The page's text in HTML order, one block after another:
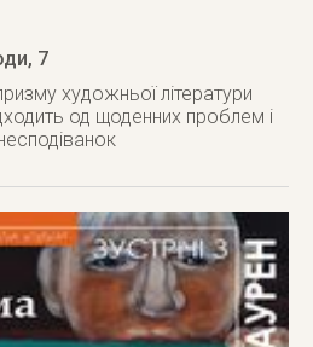
7
художньої літератури
од щоденних проблем і